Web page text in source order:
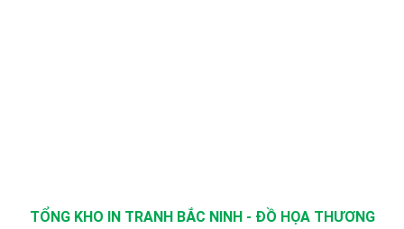
TỔNG KHO IN TRANH BẮC NINH - ĐỒ HỌA THƯƠNG